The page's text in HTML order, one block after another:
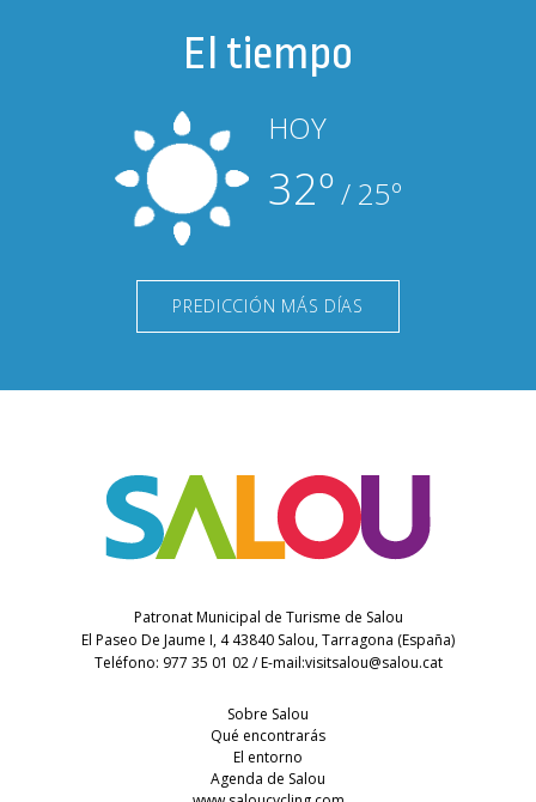
El tiempo
HOY
32º / 25º
PREDICCIÓN MÁS DÍAS
Patronat Municipal de Turisme de Salou
El Paseo De Jaume I, 4 43840 Salou, Tarragona (España)
Teléfono: 977 35 01 02 / E-mail:visitsalou@salou.cat
Sobre Salou
Qué encontrarás
El entorno
Agenda de Salou